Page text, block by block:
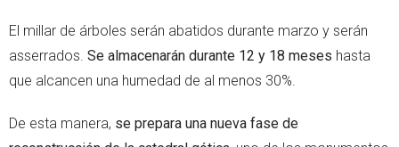
El millar de árboles serán abatidos durante marzo y serán
asserrados. Se almacenarán durante 12 y 18 meses hasta
que alcancen una humedad de al menos 30%.
De esta manera, se prepara una nueva fase de